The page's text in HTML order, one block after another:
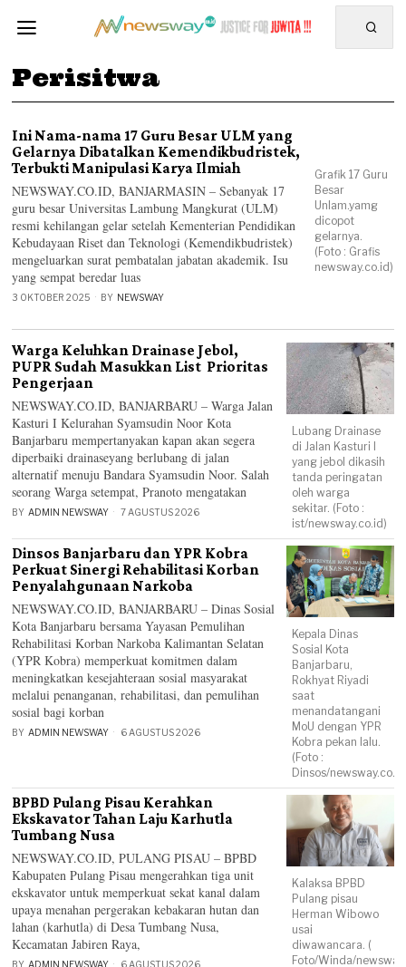
Perisitwa
Grafik 17 Guru
Besar
Unlam.yamg
dicopot
gelarnya.
(Foto : Grafis
newsway.co.id)
Ini Nama-nama 17 Guru Besar ULM yang
Gelarnya Dibatalkan Kemendikbudristek,
Terbukti Manipulasi Karya Ilmiah
NEWSWAY.CO.ID, BANJARMASIN – Sebanyak 17
guru besar Universitas Lambung Mangkurat (ULM)
resmi kehilangan gelar setelah Kementerian Pendidikan
Kebudayaan Riset dan Teknologi (Kemendikbudristek)
mengeluarkan surat pembatalan jabatan akademik. Isu
yang sempat beredar luas
3 OKTOBER 2025 BY NEWSWAY
Lubang Drainase
di Jalan Kasturi I
yang jebol dikasih
tanda peringatan
oleh warga
sekitar. (Foto :
ist/newsway.co.id)
Warga Keluhkan Drainase Jebol,
PUPR Sudah Masukkan List Prioritas
Pengerjaan
NEWSWAY.CO.ID, BANJARBARU – Warga Jalan
Kasturi I Kelurahan Syamsudin Noor Kota
Banjarbaru mempertanyakan kapan akan segera
diperbaiki drainaseyang berlubang di jalan
alternatif menuju Bandara Syamsudin Noor. Salah
seorang Warga setempat, Pranoto mengatakan
BY ADMIN NEWSWAY 7 AGUSTUS 2026
Kepala Dinas
Sosial Kota
Banjarbaru,
Rokhyat Riyadi
saat
menandatangani
MoU dengan YPR
Kobra pekan lalu.
(Foto :
Dinsos/
Dinsos Banjarbaru dan YPR Kobra
Perkuat Sinergi Rehabilitasi Korban
Penyalahgunaan Narkoba
NEWSWAY.CO.ID, BANJARBARU – Dinas Sosial
Kota Banjarbaru bersama Yayasan Pemulihan
Rehabilitasi Korban Narkoba Kalimantan Selatan
(YPR Kobra) memperkuat komitmen dalam
meningkatkan kesejahteraan sosial masyarakat
melalui penanganan, rehabilitasi, dan pemulihan
sosial bagi korban
BY ADMIN NEWSWAY 6 AGUSTUS 2026
Kalaksa BPBD
Pulang pisau
Herman Wibowo
usai
diwawancara. (
Foto/Winda/
BPBD Pulang Pisau Kerahkan
Ekskavator Tahan Laju Karhutla
Tumbang Nusa
NEWSWAY.CO.ID, PULANG PISAU – BPBD
Kabupaten Pulang Pisau mengerahkan tiga unit
ekskavator untuk memperkuat sekat kanal dalam
upaya menahan pergerakan kebakaran hutan dan
lahan (karhutla) di Desa Tumbang Nusa,
Kecamatan Jabiren Raya,
BY ADMIN NEWSWAY 6 AGUSTUS 2026